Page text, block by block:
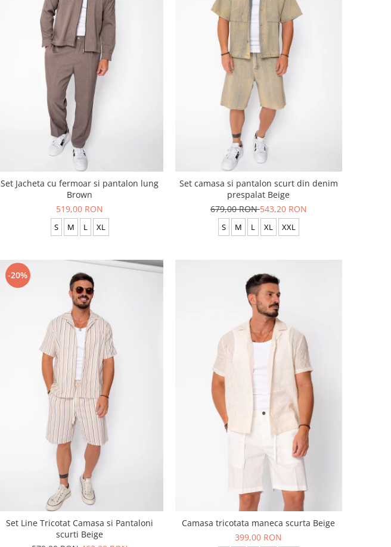
Set Jacheta cu fermoar si pantalon lung
Brown
519,00 RON
S M L XL
Set camasa si pantalon scurt din denim
prespalat Beige
679,00 RON543,20 RON
S M L XL XXL
-20%
Set Line Tricotat Camasa si Pantaloni
scurti Beige
Camasa tricotata maneca scurta Beige
399,00 RON